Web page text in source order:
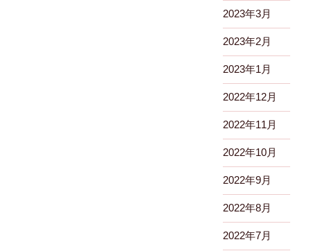
2023年3月
2023年2月
2023年1月
2022年12月
2022年11月
2022年10月
2022年9月
2022年8月
2022年7月